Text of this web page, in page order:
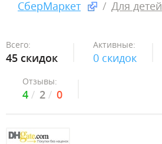
СберМаркет Для детей
Всего:
45 скидок
Активные:
0 скидок
Отзывы:
4 2 0